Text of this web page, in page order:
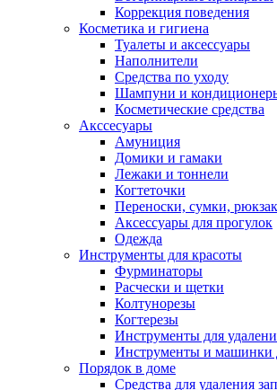
Коррекция поведения
Косметика и гигиена
Туалеты и аксессуары
Наполнители
Средства по уходу
Шампуни и
Косметические средства
Акссесуары
Амуниция
Домики и гамаки
Лежаки и тоннели
Когтеточки
Переноски, сумки,
Аксессуары для прогулок
Одежда
Инструменты для красоты
Фурминаторы
Расчески и щетки
Колтунорезы
Когтерезы
Инструменты для
Инструменты и машинки
Порядок в доме
Средства для удаления